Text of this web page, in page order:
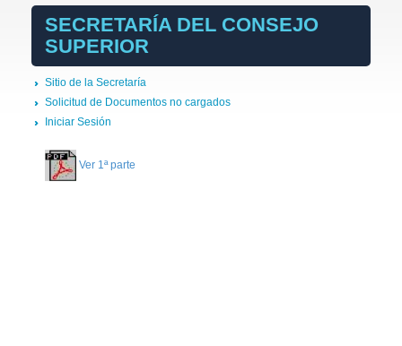
SECRETARÍA DEL CONSEJO
SUPERIOR
Sitio de la Secretaría
Solicitud de Documentos no cargados
Iniciar Sesión
Ver 1ª parte